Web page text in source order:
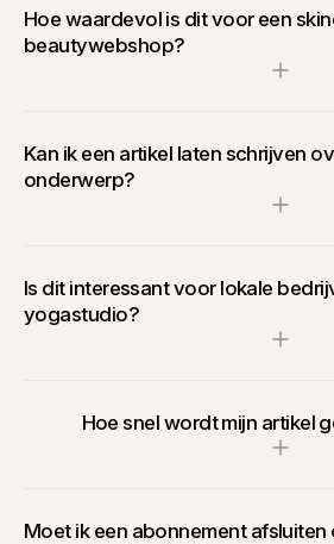
Hoe waardevol is dit voor een
beautywebshop?
Kan ik een artikel laten schrijven
onderwerp?
Is dit interessant voor lokale
yogastudio?
Hoe snel wordt mijn artikel
Moet ik een abonnement afsluiten